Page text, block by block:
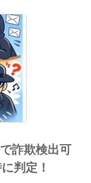
詐欺検出可
判定！